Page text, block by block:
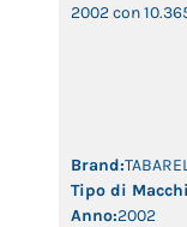
2002 con
produttività
riciclaggio,
Brand:
Tipo di
Anno:2002